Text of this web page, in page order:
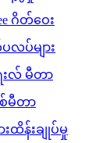
ဂိတ်ဝေး
လပ်များ
းလ် မီတာ
မီတာ
းထိန်းချုပ်မှု